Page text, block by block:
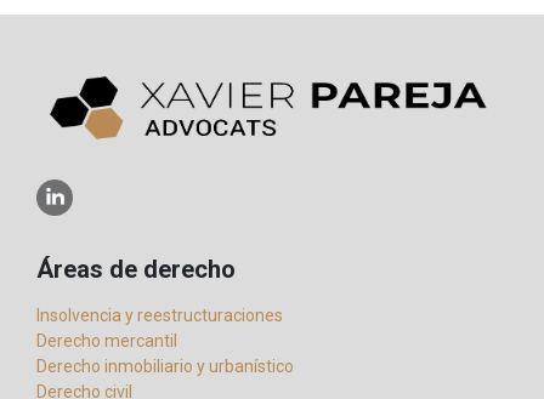
Áreas de derecho
Insolvencia y reestructuraciones
Derecho mercantil
Derecho inmobiliario y urbanístico
Derecho civil